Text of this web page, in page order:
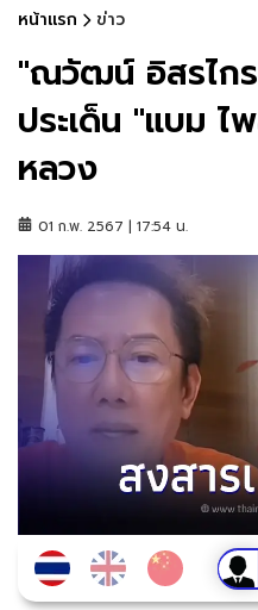
หน้าแรก ข่าว
"ณวัฒน์ อิสรไกร
ประเด็น "แบม ไ
หลวง
01 ก.พ. 2567 | 17:54 น.